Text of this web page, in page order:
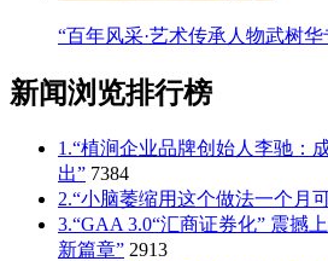
“百年风采·艺术传承人物武树
新闻浏览排行榜
1.“植涧企业品牌创始人李驰：
出” 7384
2.“小脑萎缩用这个做法一个月
3.“GAA 3.0“汇商证券化” 震撼
新篇章” 2913